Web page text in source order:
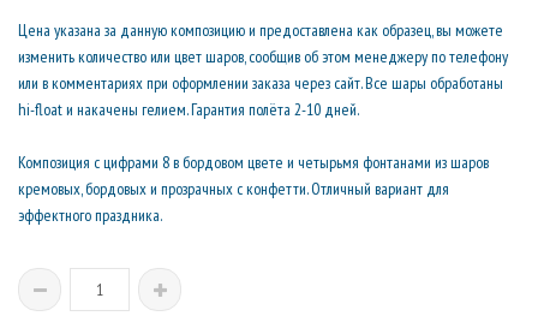
Цена указана за данную композицию и предоставлена как образец, вы можете
изменить количество или цвет шаров, сообщив об этом менеджеру по телефону
или в комментариях при оформлении заказа через сайт. Все шары обработаны
hi-float и накачены гелием. Гарантия полёта 2-10 дней.
Композиция с цифрами 8 в бордовом цвете и четырьмя фонтанами из шаров
кремовых, бордовых и прозрачных с конфетти. Отличный вариант для
эффектного праздника.